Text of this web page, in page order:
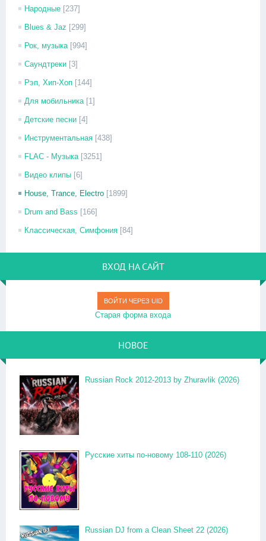
Народные [237]
Blues & Jaz [299]
Рок, музыка [994]
Саундтреки [3]
Рэп, Хип-Хоп [144]
Для мобильника [1]
Детские песни [4]
Инструментальная [438]
FLAC - Музыка [3251]
Видео клипы [6]
House, Trance, Electro [1899]
Drum and Bass [166]
Классическая, Симфония [84]
ВХОД НА САЙТ
ВОЙТИ ЧЕРЕЗ UID
Старая форма входа
НОВОЕ
Russian Rock 2012-2013 by Zhuravlik (2026)
Русские хиты по-новому 108-110 (2026)
Russian DJ from a Clean Sheet 22 (2026)